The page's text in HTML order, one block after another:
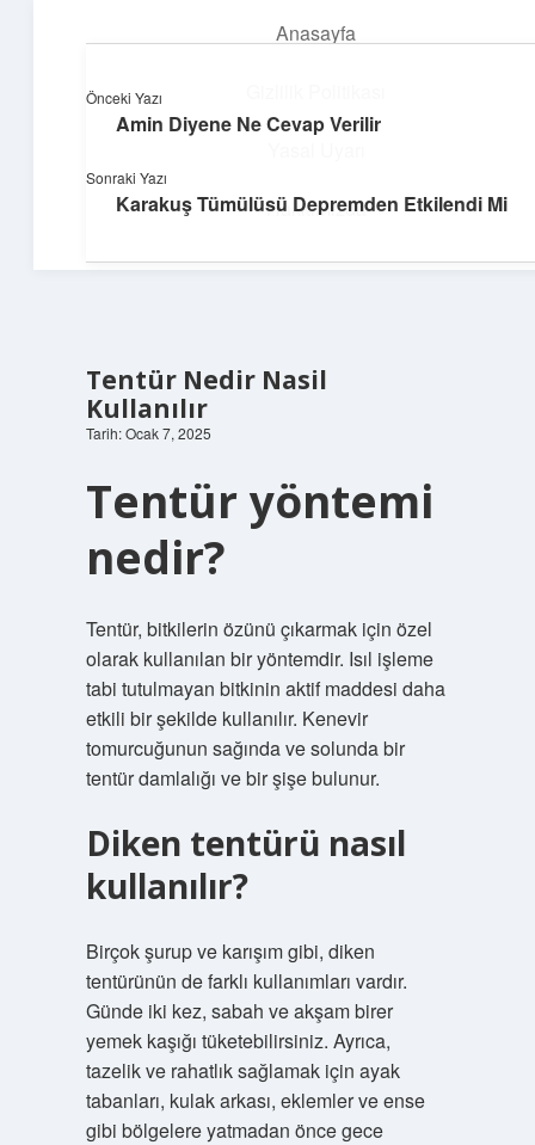
Anasayfa
Hakkımızda
Topluluk ve İlham
Tentür Nedir Nasil
Kullanılır
Tarih: Ocak 7, 2025
Tentür yöntemi
nedir?
Tentür, bitkilerin özünü çıkarmak için özel
olarak kullanılan bir yöntemdir. Isıl işleme
tabi tutulmayan bitkinin aktif maddesi daha
etkili bir şekilde kullanılır. Kenevir
tomurcuğunun sağında ve solunda bir
tentür damlalığı ve bir şişe bulunur.
Diken tentürü nasıl
kullanılır?
Birçok şurup ve karışım gibi, diken
tentürünün de farklı kullanımları vardır.
Günde iki kez, sabah ve akşam birer
yemek kaşığı tüketebilirsiniz. Ayrıca,
tazelik ve rahatlık sağlamak için ayak
tabanları, kulak arkası, eklemler ve ense
gibi bölgelere yatmadan önce gece
Önceki Yazı
Amin Diyene Ne Cevap Verilir
Sonraki Yazı
Karakuş Tümülüsü Depremden Etkilendi Mi